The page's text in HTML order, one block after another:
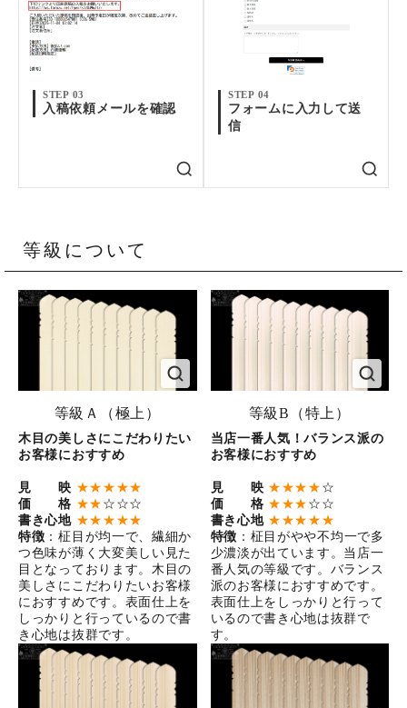
STEP 03
入稿依頼メールを確認
STEP 04
フォームに入力して送
信
等級について
等級Ａ（極上）
木目の美しさにこだわりたい
お客様におすすめ
見 映 ★★★★★
価 格 ★★ ☆☆☆
書き心地 ★★★★★
特徴 ：柾目が均一で、繊細か
つ色味が薄く大変美しい見た
目となっております。木目の
美しさにこだわりたいお客様
におすすめです。表面仕上を
しっかりと行っているので書
き心地は抜群です。
等級B（特上）
当店一番人気！バランス派の
お客様におすすめ
見 映 ★★★★ ☆
価 格 ★★★ ☆☆
書き心地 ★★★★★
特徴 ：柾目がやや不均一で多
少濃淡が出ています。当店一
番人気の等級です。バランス
派のお客様におすすめです。
表面仕上をしっかりと行って
いるので書き心地は抜群で
す。